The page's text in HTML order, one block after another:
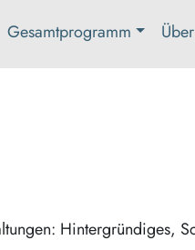
Gesamtprogramm
Hintergründiges,